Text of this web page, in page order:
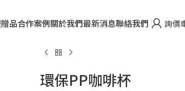
品合作案例關於我們最新消息聯絡我們 詢價
環保PP咖啡杯